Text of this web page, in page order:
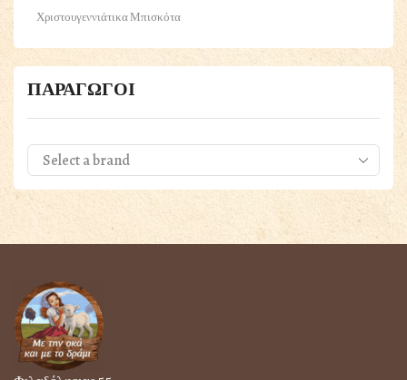
Χριστουγεννιάτικα Μπισκότα
Panettone
Γαλακτοκομικά
Τυριά
Δημητριακά & Ξηροί Καρποί
Κατεψυγμένα Προϊόντα
Σούπες, Όσπρια Ζυμαρικά Τραχαναδες
Ποτά & Ροφήματα
ΠΑΡΑΓΩΓΟΙ